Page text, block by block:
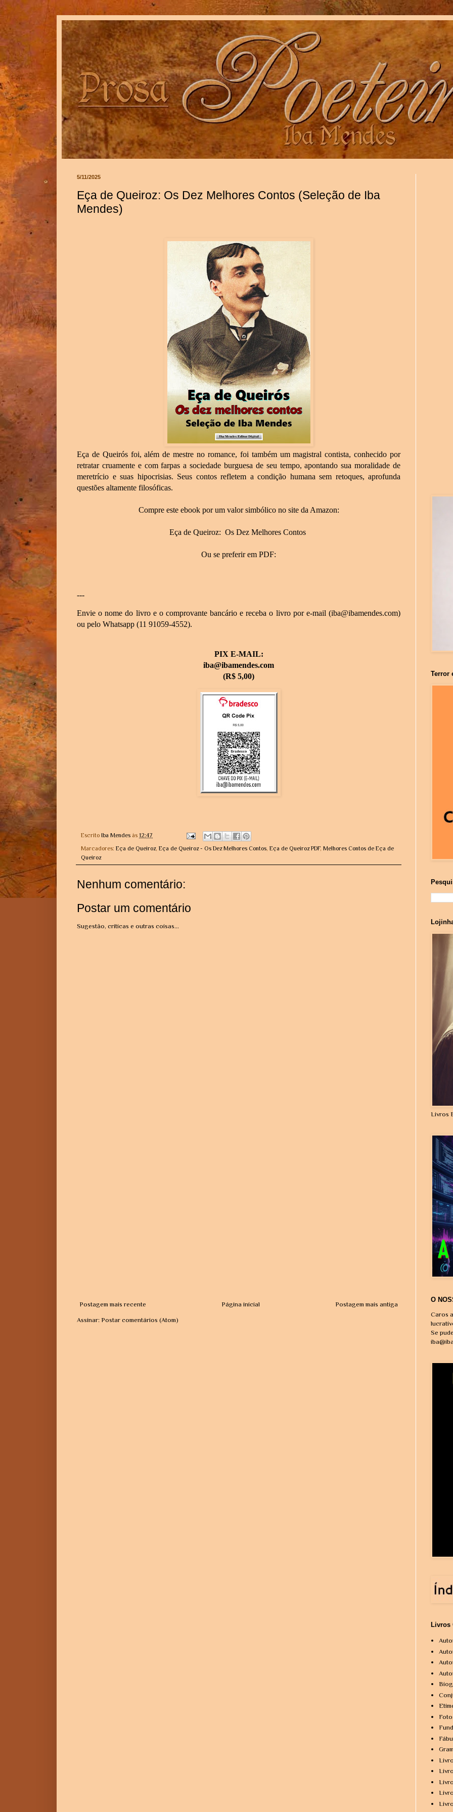
5/11/2025
Eça de Queiroz: Os Dez Melhores Contos (Seleção de Iba
Mendes)
Eça de Queirós foi, além de mestre no romance, foi também um magistral contista, conhecido por
retratar cruamente e com farpas a sociedade burguesa de seu tempo, apontando sua moralidade de
meretrício e suas hipocrisias. Seus contos refletem a condição humana sem retoques, aprofunda
questões altamente filosóficas.
Compre este ebook por um valor simbólico no site da Amazon:
Eça de Queiroz: Os Dez Melhores Contos
Ou se preferir em PDF:
---
Envie o nome do livro e o comprovante bancário e receba o livro por e-mail (iba@ibamendes.com)
ou pelo Whatsapp (11 91059-4552).
PIX E-MAIL:
iba@ibamendes.com
(R$ 5,00)
Escrito Iba Mendes às 12:47
Marcadores: Eça de Queiroz, Eça de Queiroz - Os Dez Melhores Contos, Eça de Queiroz PDF, Melhores Contos de Eça de
Queiroz
Nenhum comentário:
Postar um comentário
Sugestão, críticas e outras coisas...
Postagem mais recente Postagem mais antiga
Página inicial
Assinar: Postar comentários (Atom)
Terror
Livros
O
Caros
Se
Livros